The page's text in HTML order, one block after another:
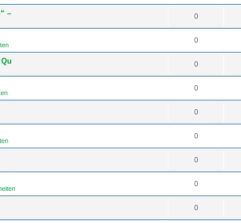
– 0
0
0
0
0
0
0
0
0